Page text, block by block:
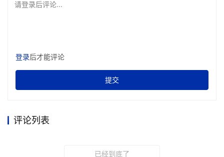
请登录后评论...
登录后才能评论
提交
评论列表
已经到底了